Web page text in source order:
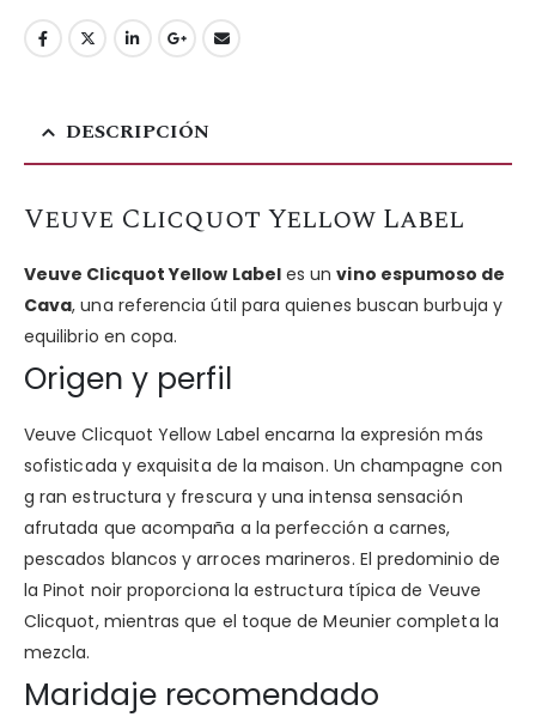
DESCRIPCIÓN
Veuve Clicquot Yellow Label
Veuve Clicquot Yellow Labeles unvino espumoso de
Cava, una referencia útil para quienes buscan burbuja y
equilibrio en copa.
Origen y perfil
Veuve Clicquot Yellow Label encarna la expresión más
sofisticada y exquisita de la maison. Un champagne con
g ran estructura y frescura y una intensa sensación
afrutada que acompaña a la perfección a carnes,
pescados blancos y arroces marineros. El predominio de
la Pinot noir proporciona la estructura típica de Veuve
Clicquot, mientras que el toque de Meunier completa la
mezcla.
Maridaje recomendado